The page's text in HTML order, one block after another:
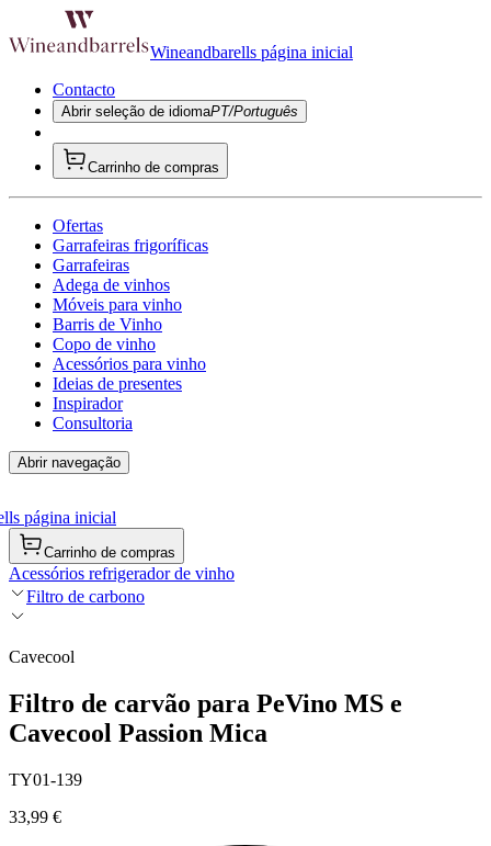
Wineandbarells página inicial
Contacto
Abrir seleção de idiomaPT/Português
Carrinho de compras
Ofertas
Garrafeiras frigoríficas
Garrafeiras
Adega de vinhos
Móveis para vinho
Barris de Vinho
Copo de vinho
Acessórios para vinho
Ideias de presentes
Inspirador
Consultoria
Abrir navegação
página inicial
Carrinho de compras
Acessórios refrigerador de vinho
Filtro de carbono
Cavecool
Filtro de carvão para PeVino MS e
Cavecool Passion Mica
TY01-139
33,99 €